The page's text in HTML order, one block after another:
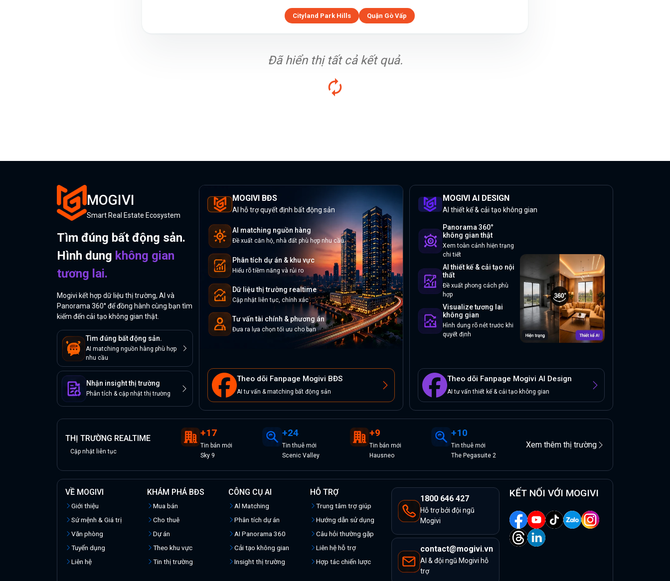
Cityland Park Hills Quận Gò Vấp
Đã hiển thị tất cả kết quả.
MOGIVI
Smart Real Estate Ecosystem
Tìm đúng bất động sản.
Hình dung không gian
tương lai.
Mogivi kết hợp dữ liệu thị trường, AI và
Panorama 360° để đồng hành cùng bạn tìm
kiếm đến cải tạo không gian thật.
Tìm đúng bất động sản.
AI matching nguồn hàng phù hợp
nhu cầu
Nhận insight thị trường
Phân tích & cập nhật thị trường
MOGIVI BĐS
AI hỗ trợ quyết định bất động sản
AI matching nguồn hàng
Đề xuất căn hộ, nhà đất phù hợp nhu cầu
Phân tích dự án & khu vực
Hiểu rõ tiềm năng và rủi ro
Dữ liệu thị trường realtime
Cập nhật liên tục, chính xác
Tư vấn tài chính & phương án
Đưa ra lựa chọn tối ưu cho bạn
Theo dõi Fanpage Mogivi BĐS
AI tư vấn & matching bất động sản
MOGIVI AI DESIGN
AI thiết kế & cải tạo không gian
Panorama 360°
không gian thật
Xem toàn cảnh hiện trạng
chi tiết
AI thiết kế & cải tạo nội
thất
Đề xuất phong cách phù
hợp
Visualize tương lai
không gian
Hình dung rõ nét trước khi
quyết định
Theo dõi Fanpage Mogivi AI Design
AI tư vấn thiết kế & cải tạo không gian
THỊ TRƯỜNG REALTIME
Cập nhật liên tục
+17
Tin bán mới
Sky 9
+24
Tinthuê mới
Scenic Valley
+9
Tin bán mới
Hausneo
+10
Tinthuê mới
The Pegasuite 2
Xem thêm thị trường
VỀ MOGIVI
Giới thiệu
Sứ mệnh & Giá trị
Văn phòng
Tuyển dụng
Liên hệ
KHÁM PHÁ BĐS
Mua bán
Cho thuê
Dự án
Theo khu vực
Tin thị trường
CÔNG CỤ AI
Al Matching
Phân tích dự án
AI Panorama 360
Cải tạo không gian
Insight thị trường
HỖ TRỢ
Trung tâm trợ giúp
Hướng dẫn sử dụng
Câu hỏi thường gặp
Liên hệ hỗ trợ
Hợp tác chiến lược
1800 646 427
Hỗ trợ bởi đội ngũ
Mogivi
contact@mogivi.vn
AI & đội ngũ Mogivi hỗ
trợ
KẾT NỐI VỚI MOGIVI